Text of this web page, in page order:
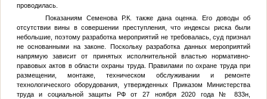
проводилась.
Показаниям Семенова Р.К. также дана оценка. Его доводы об
отсутствии вины в совершении преступления, что индексы риска были
небольшие, поэтому разработка мероприятий не требовалась, суд признал
не основанными на законе. Поскольку разработка данных мероприятий
напрямую зависит от принятых исполнительной властью нормативно-
правовых актов в области охраны труда. Правилами по охране труда при
размещении, монтаже, техническом обслуживании и ремонте
технологического оборудования, утвержденных Приказом Министерства
труда и социальной защиты РФ от 27 ноября 2020 года № 833н,